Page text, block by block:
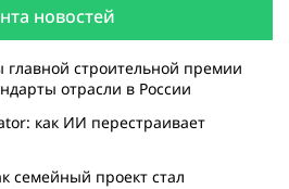
новостей
главной строительной премии
отрасли в России
как ИИ перестраивает
семейный проект стал